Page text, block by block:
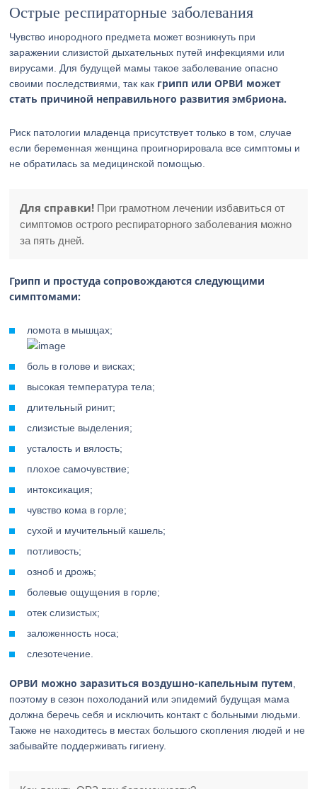
Острые респираторные заболевания
Чувство инородного предмета может возникнуть при
заражении слизистой дыхательных путей инфекциями или
вирусами. Для будущей мамы такое заболевание опасно
своими последствиями, так как грипп или ОРВИ может
стать причиной неправильного развития эмбриона.
Риск патологии младенца присутствует только в том, случае
если беременная женщина проигнорировала все симптомы и
не обратилась за медицинской помощью.
Для справки! При грамотном лечении избавиться от
симптомов острого респираторного заболевания можно
за пять дней.
Грипп и простуда сопровождаются следующими
симптомами:
ломота в мышцах;
боль в голове и висках;
высокая температура тела;
длительный ринит;
слизистые выделения;
усталость и вялость;
плохое самочувствие;
интоксикация;
чувство кома в горле;
сухой и мучительный кашель;
потливость;
озноб и дрожь;
болевые ощущения в горле;
отек слизистых;
заложенность носа;
слезотечение.
ОРВИ можно заразиться воздушно-капельным путем
поэтому в сезон похолоданий или эпидемий будущая мама
должна беречь себя и исключить контакт с больными людьми.
Также не находитесь в местах большого скопления людей и не
забывайте поддерживать гигиену.